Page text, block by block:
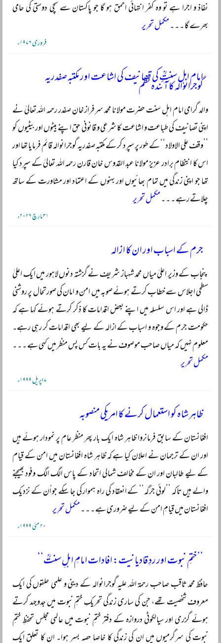
نفاذ و اجرا ہے تو وہ کفر انتہائی احمق ہو گا جو پاکستان سے سچی دوستی کی حامی
بھرے گا ۔ ۔ ۔ مکمل تحریر
فروری ۱۹۷۶ء
امام اہل سنتؒ کی تصانیف کی اشاعت اور مکتبہ صفدریہ
گوجرانوالہ کا آئندہ نظم
والد گرامی امام اہل سنت حضرت مولانا محمد سرفراز خان صفدر رحمہ اللہ تعالیٰ نے
اپنی تصانیف کی طباعت و اشاعت کا شرعی و قانونی حق اپنے بیٹوں اور بیٹیوں کو
’’وقف علی الاولاد‘‘ کے طور پر سپرد کر کے مکتبہ صفدریہ گوجرانوالہ قائم فرمایا تھا اور
اس کا انتظام برادر عزیز مولانا عبد القدوس خان قارن رحمہ اللہ تعالیٰ کے سپرد کیا
تھا جو اپنی زندگی میں تمام بھائیوں اور بہنوں کے اعتماد اور مشاورت کے ساتھ
چلاتے رہے ۔ ۔ ۔ مکمل تحریر
۳۱ مارچ ۲۰۲۶ء
جرم کے اسباب اور ان کا ازالہ
پنجاب کے وزیر اعلیٰ میاں محمد شہباز شریف نے گزشتہ دنوں لاہور میں ایک اعلیٰ
سطحی اجلاس سے خطاب کرتے ہوئے صوبہ میں امن و امان کی صورتحال پر روشنی
ڈالی ہے اور اس سلسلہ میں اپنے بعض اقدامات کا ذکر کرتے ہوئے کہا ہے کہ
حکومت جرم کے وجوہ و اسباب کے ازالہ کے لیے بھی اقدامات کر رہی رہے۔
معلوم نہیں کہ میاں صاحب موصوف نے یہ بات کس پس منظر میں کہی ہے ۔ ۔ ۔
مکمل تحریر
۷ اپریل ۱۹۹۹ء
ظاہر شاہ کو استعمال کرنے کا امریکی منصوبہ
افغانستان کے سابق فرمانروا ظاہر شاہ ایک بار پھر منظر عام پر نمودار ہوئے ہیں
اور ان کے ترجمان نے اعلان کیا ہے کہ ظاہر شاہ افغانستان میں امن کے قیام
کے لیے طالبان اور ان کے مخالف شمالی اتحاد کے پاس الگ الگ وفود بھیجنے
والے ہیں تاکہ ’’لوئی جرگہ‘‘ کے انعقاد کی راہ ہموار کی جا سکے جو اُن کے نزدیک
افغانستان میں قیامِ امن کے لیے ضروری ہے ۔ ۔ ۔ مکمل تحریر
۲۰ مئی ۱۹۹۹ء
’’ختمِ نبوت اور ردِ قادیانیت: افادات امامِ اہلِ سنتؒ‘‘
حافظ محمد ثاقب صاحب رحمۃ اللہ علیہ گوجرانوالہ کے دینی و علمی حلقوں کی ایک
معروف شخصیت تھے، جن کی ساری زندگی تحریکِ ختمِ نبوت میں جدوجہد کرتے
ہوئے گزری اور سیالکوٹی دروازہ کے دفتر ختمِ نبوت میں عالمی مجلس تحفظِ ختمِ
نبوت کی سرگرمیوں میں ان کی زندگی کا خاصا حصہ بسر ہوا۔ ان کا تعلق ایک